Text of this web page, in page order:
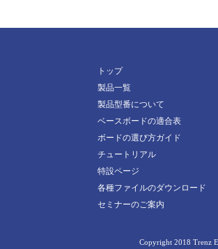
トップ
製品一覧
製品型番について
ベースボードの適合表
ボードの選び方ガイド
チュートリアル
特設ページ
各種ファイルのダウンロード
セミナーのご案内
Copyright 2018 Trenz